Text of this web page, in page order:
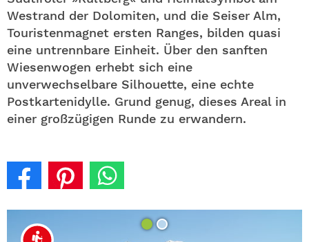
Westrand der Dolomiten, und die Seiser Alm,
Touristenmagnet ersten Ranges, bilden quasi
eine untrennbare Einheit. Über den sanften
Wiesenwogen erhebt sich eine
unverwechselbare Silhouette, eine echte
Postkartenidylle. Grund genug, dieses Areal in
einer großzügigen Runde zu erwandern.